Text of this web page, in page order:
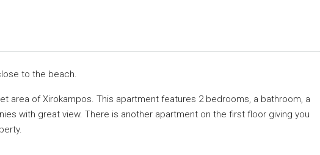
to the beach.
area of Xirokampos. This apartment features 2 bedrooms, a bathroom, a
with great view. There is another apartment on the first floor giving you